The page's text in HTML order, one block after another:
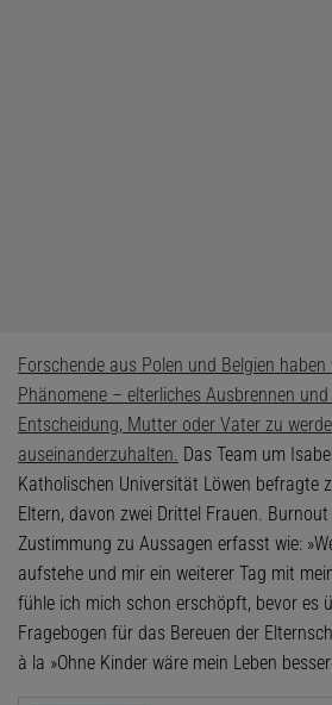
Forschende aus Polen und Belgien
Phänomene – elterliches Ausbrennen
Entscheidung, Mutter oder Vater zu
auseinanderzuhalten. Das Team um
Katholischen Universität Löwen befragte
Eltern, davon zwei Drittel Frauen.
Zustimmung zu Aussagen erfasst wie:
aufstehe und mir ein weiterer Tag mit
fühle ich mich schon erschöpft, bevor es
Fragebogen für das Bereuen der
à la »Ohne Kinder wäre mein Leben